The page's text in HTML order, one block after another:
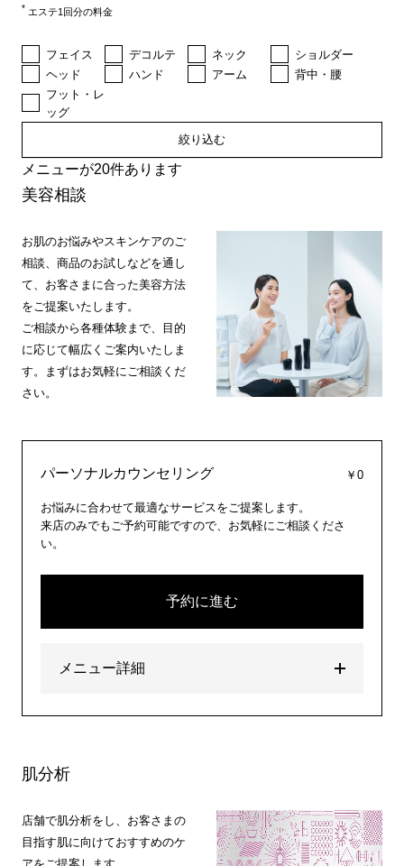
* エステ1回分の料金
フェイス デコルテ ネック
ショルダー
ヘッド
ハンド アーム
背中・腰
フット・レ
ッグ
絞り込む
メニューが20件あります
美容相談
お肌のお悩みやスキンケアのご
相談、商品のお試しなどを通し
て、お客さまに合った美容方法
をご提案いたします。
ご相談から各種体験まで、目的
に応じて幅広くご案内いたしま
す。まずはお気軽にご相談くだ
さい。
パーソナルカウンセリング ￥0
お悩みに合わせて最適なサービスをご提案します。
来店のみでもご予約可能ですので、お気軽にご相談くださ
い。
予約に進む
メニュー詳細
肌分析
店舗で肌分析をし、お客さまの
目指す肌に向けておすすめのケ